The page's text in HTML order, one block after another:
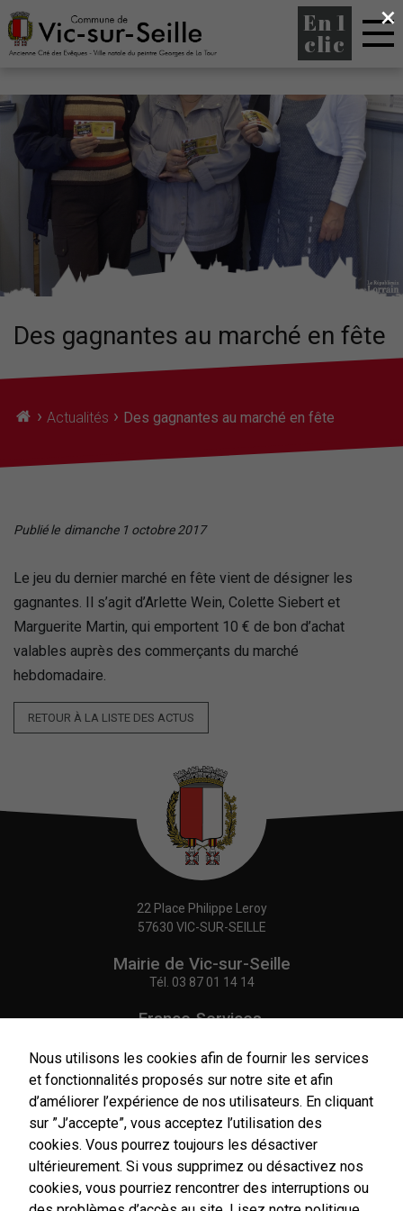
En 1
clic
Des gagnantes au marché en fête
› Actualités › Des gagnantes au marché en fête
Publié le dimanche 1 octobre 2017
Le jeu du dernier marché en fête vient de désigner les
gagnantes. Il s’agit d’Arlette Wein, Colette Siebert et
Marguerite Martin, qui emportent 10 € de bon d’achat
valables auprès des commerçants du marché
hebdomadaire.
RETOUR À LA LISTE DES ACTUS
22 Place Philippe Leroy
57630 VIC-SUR-SEILLE
Mairie de Vic-sur-Seille
Tél. 03 87 01 14 14
France Services,
Tél.03 87 86 41 48
NOUS CONTACTER
Horaires
×
Nous utilisons les cookies afin de fournir les services
et fonctionnalités proposés sur notre site et afin
d’améliorer l’expérience de nos utilisateurs. En cliquant
sur ”J’accepte”, vous acceptez l’utilisation des
cookies. Vous pourrez toujours les désactiver
ultérieurement. Si vous supprimez ou désactivez nos
cookies, vous pourriez rencontrer des interruptions ou